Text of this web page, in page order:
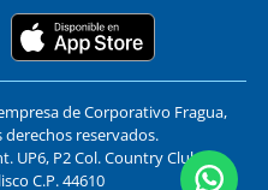
de Corporativo Fragua,
derechos reservados.
UP6, P2 Col. Country Club,
C.P. 44610